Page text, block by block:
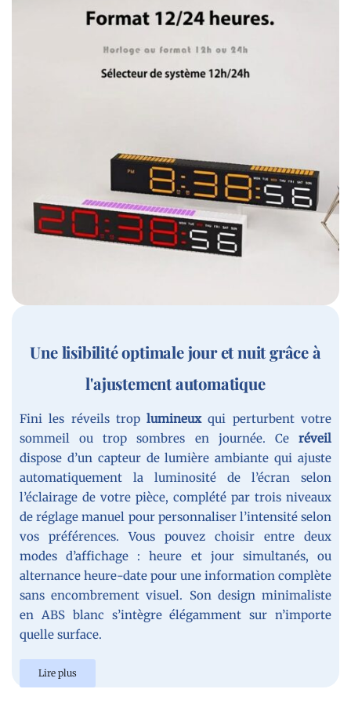
Une lisibilité optimale jour et nuit grâce à
l'ajustement automatique
Fini les réveils troplumineuxqui perturbent votre
sommeil ou trop sombres en journée. Ce réveil
dispose d’un capteur de lumière ambiante qui ajuste
automatiquement la luminosité de l’écran selon
l’éclairage de votre pièce, complété par trois niveaux
de réglage manuel pour personnaliser l’intensité selon
vos préférences. Vous pouvez choisir entre deux
modes d’affichage : heure et jour simultanés, ou
alternance heure-date pour une information complète
sans encombrement visuel. Son design minimaliste
en ABS blanc s’intègre élégamment sur n’importe
quelle surface.
Lire plus